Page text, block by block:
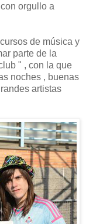
orgullo a
de música y
parte de la
" , con la que
noches , buenas
artistas